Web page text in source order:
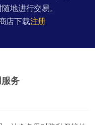
地进行交易。
店下载注册
务